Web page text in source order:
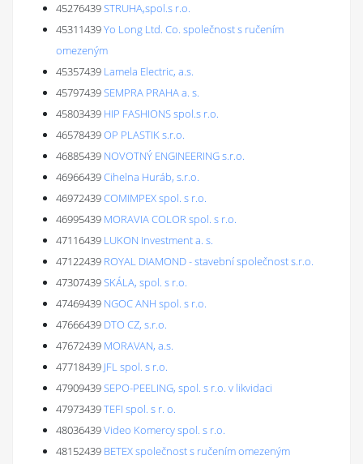
45276439STRUHA,spol.s r.o.
45311439Yo Long Ltd. Co. společnost s ručením
omezeným
45357439 Lamela Electric, a.s.
45797439SEMPRA PRAHA a. s.
45803439 HIP FASHIONS spol.s r.o.
46578439OP PLASTIK s.r.o.
46885439 NOVOTNÝ ENGINEERING s.r.o.
46966439Cihelna Huráb, s.r.o.
46972439COMIMPEX spol. s r.o.
46995439 MORAVIA COLOR spol. s r.o.
47116439 LUKON Investment a. s.
47122439 ROYAL DIAMOND - stavební společnost s.r.o.
47307439SKÁLA, spol. s r.o.
47469439 NGOC ANH spol. s r.o.
47666439 DTO CZ, s.r.o.
47672439 MORAVAN, a.s.
47718439 JFL spol. s r.o.
47909439SEPO-PEELING, spol. s r.o. v likvidaci
47973439TEFI spol. s r. o.
48036439Video Komercy spol. s r.o.
48152439 BETEX společnost s ručením omezeným